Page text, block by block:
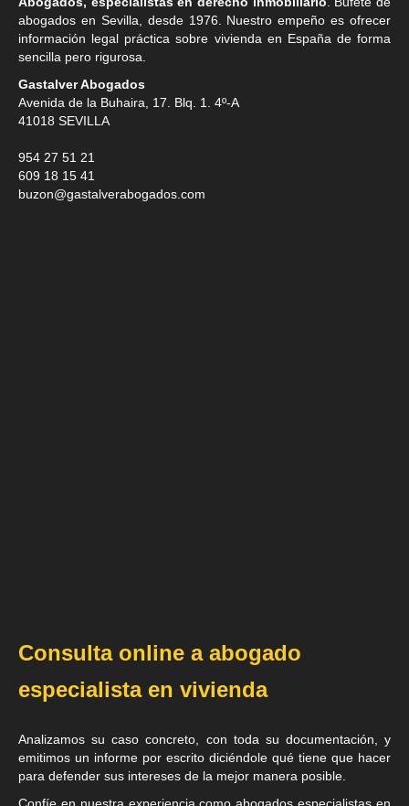
abogados en Sevilla , desde 1976. Nuestro empeño es ofrecer
información legal práctica sobre vivienda en España de forma
sencilla pero rigurosa.
Gastalver Abogados
Avenida de la Buhaira, 17. Blq. 1. 4º-A
41018 SEVILLA
954 27 51 21
609 18 15 41
buzon@gastalverabogados.com
Consulta online a abogado
especialista en vivienda
Analizamos su caso concreto, con toda su documentación, y
emitimos un informe por escrito diciéndole qué tiene que hacer
para defender sus intereses de la mejor manera posible.